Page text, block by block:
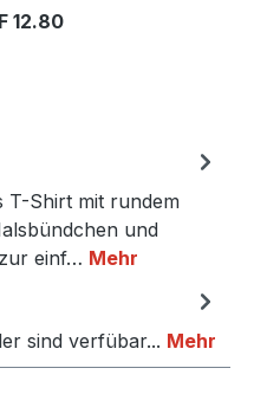
12.80
T-Shirt mit rundem
und
einf… Mehr
sind verfübar... Mehr